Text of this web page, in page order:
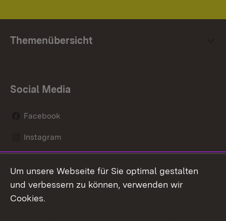
Themenübersicht
Social Media
Facebook
Instagram
Mastodon
Youtube
Um unsere Webseite für Sie optimal gestalten
und verbessern zu können, verwenden wir
Cookies.